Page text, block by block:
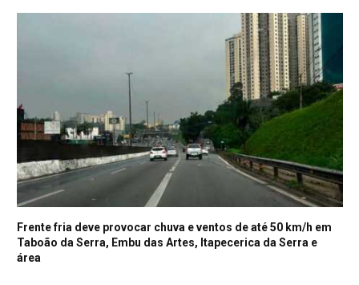
Frente fria deve provocar chuva e ventos de até 50 km/h em
Taboão da Serra, Embu das Artes, Itapecerica da Serra e
área